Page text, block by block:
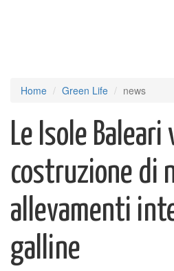
Home Green Life news
Le Isole
costruzione di
allevamenti
galline